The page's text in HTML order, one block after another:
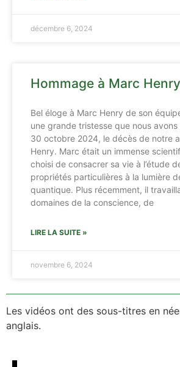
décembre 6, 2024
Hommage à Marc
Bel éloge à Marc Henry de son
une grande tristesse que nous avons
30 octobre 2024, le décès de notre
Henry. Marc était un immense
choisi de consacrer sa vie à l’étude
propriétés particulières à la lumière
quantique. Plus récemment, il
domaines de la conscience, de
LIRE LA SUITE »
novembre 6, 2024
Les vidéos ont des sous-titres en
anglais.